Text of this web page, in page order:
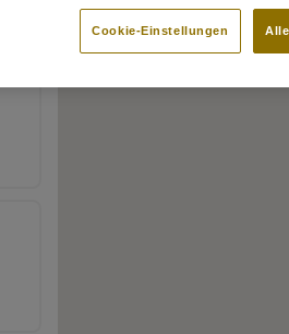
Cookie-Einstellungen